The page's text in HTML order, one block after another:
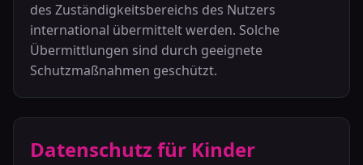
des Zuständigkeitsbereichs des Nutzers
international übermittelt werden. Solche
Übermittlungen sind durch geeignete
Schutzmaßnahmen geschützt.
Datenschutz für Kinder